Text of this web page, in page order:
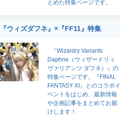
とめた特集ページです。
『ウィズダフネ』×『FF11』特集
『Wizardry Variants
Daphne（ウィザードリィ
ヴァリアンツ ダフネ）』の
特集ページです。『FINAL
FANTASY XI』とのコラボイ
ベントをはじめ、最新情報
や企画記事をまとめてお届
けします！